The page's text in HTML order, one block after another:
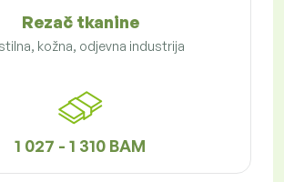
Rezač tkanine
kožna, odjevna industrija
1 027 - 1 310 BAM